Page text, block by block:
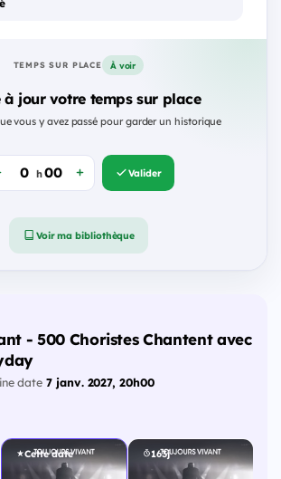
TEMPS SUR PLACE À voir
à jour votre temps sur place
vous y avez passé pour garder un historique
h Valider
Voir ma bibliothèque
- 500 Choristes Chantent avec
date7 janv. 2027, 20h00
Cette date 163j